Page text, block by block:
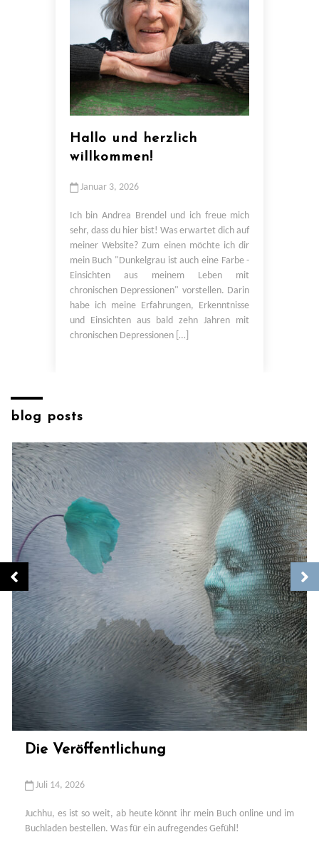
Hallo und herzlich
willkommen!
Januar 3, 2026
Ich bin Andrea Brendel und ich freue mich
sehr, dass du hier bist! Was erwartet dich auf
meiner Website? Zum einen möchte ich dir
mein Buch "Dunkelgrau ist auch eine Farbe -
Einsichten aus meinem Leben mit
chronischen Depressionen" vorstellen. Darin
habe ich meine Erfahrungen, Erkenntnisse
und Einsichten aus bald zehn Jahren mit
chronischen Depressionen […]
blog posts
Die Veröffentlichung
Juli 14, 2026
Juchhu, es ist so weit, ab heute könnt ihr mein Buch online und im
Buchladen bestellen. Was für ein aufregendes Gefühl!